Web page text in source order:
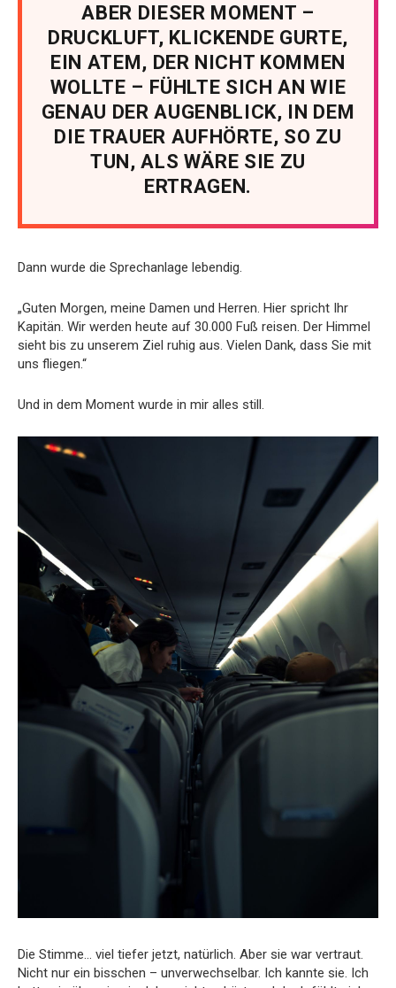
ABER DIESER MOMENT –
DRUCKLUFT, KLICKENDE GURTE,
EIN ATEM, DER NICHT KOMMEN
WOLLTE – FÜHLTE SICH AN WIE
GENAU DER AUGENBLICK, IN DEM
DIE TRAUER AUFHÖRTE, SO ZU
TUN, ALS WÄRE SIE ZU
ERTRAGEN.
Dann wurde die Sprechanlage lebendig.
„Guten Morgen, meine Damen und Herren. Hier spricht Ihr
Kapitän. Wir werden heute auf 30.000 Fuß reisen. Der Himmel
sieht bis zu unserem Ziel ruhig aus. Vielen Dank, dass Sie mit
uns fliegen.“
Und in dem Moment wurde in mir alles still.
Die Stimme… viel tiefer jetzt, natürlich. Aber sie war vertraut.
Nicht nur ein bisschen – unverwechselbar. Ich kannte sie. Ich